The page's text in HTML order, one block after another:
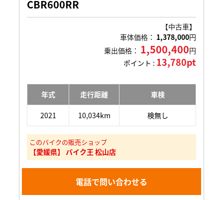
CBR600RR
【中古車】
車体価格： 1,378,000円
乗出価格： 1,500,400円
ポイント : 13,780pt
年式 走行距離 車検
2021 10,034km 検無し
このバイクの販売ショップ
【愛媛県】 バイク王 松山店
電話で問い合わせる